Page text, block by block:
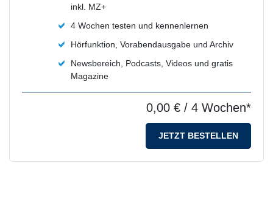
inkl. MZ+
4 Wochen testen und kennenlernen
Hörfunktion, Vorabendausgabe und Archiv
Newsbereich, Podcasts, Videos und gratis
Magazine
0,00 € / 4 Wochen*
JETZT BESTELLEN